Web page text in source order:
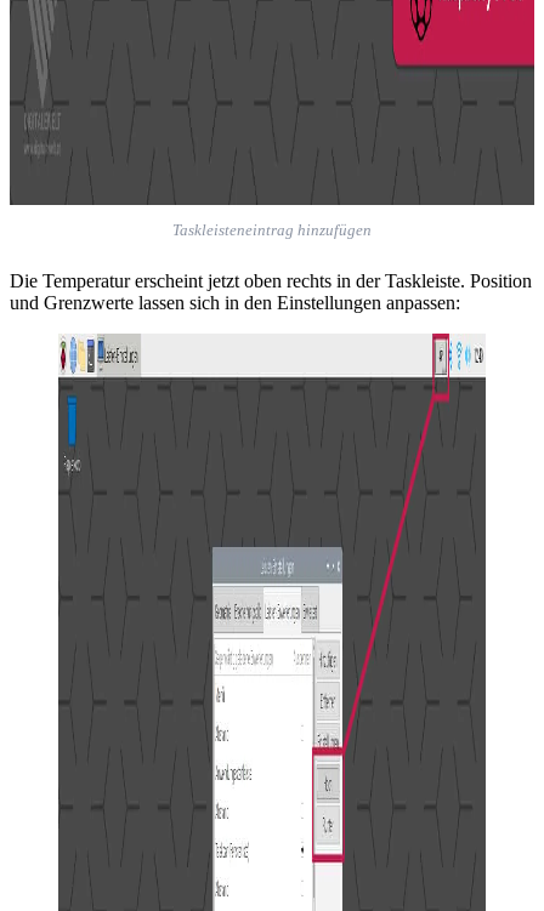
Taskleisteneintrag hinzufügen
Die Temperatur erscheint jetzt oben rechts in der Taskleiste. Position
und Grenzwerte lassen sich in den Einstellungen anpassen: